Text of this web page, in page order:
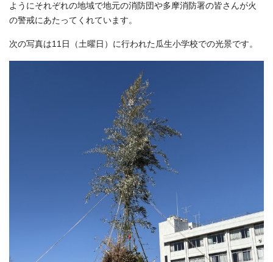
ようにそれぞれの地域で地元の消防団や多摩消防署の皆さんが火
の警戒にあたってくれています。
次の写真は11日（土曜日）に行われた瓜生小学校での光景です。